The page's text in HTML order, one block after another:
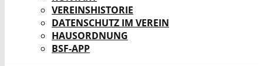
VEREINSHISTORIE
DATENSCHUTZ IM VEREIN
HAUSORDNUNG
BSF-APP